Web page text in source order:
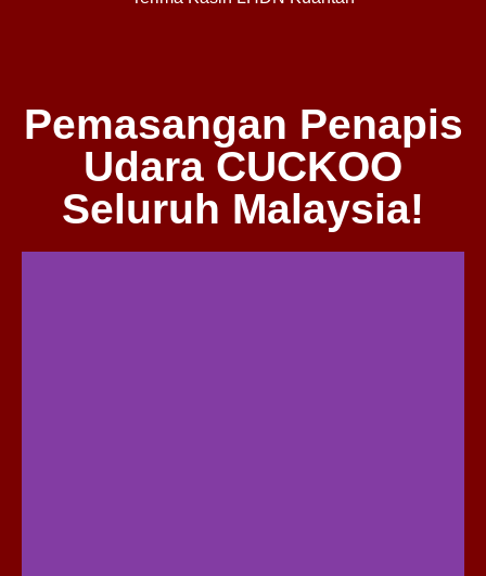
Pemasangan Penapis
Udara CUCKOO
Seluruh Malaysia!